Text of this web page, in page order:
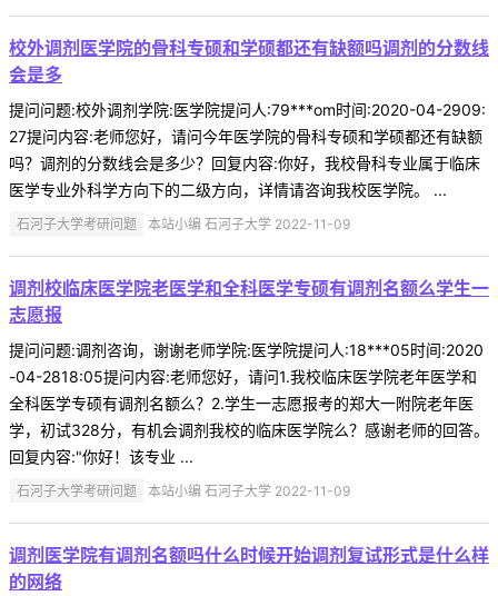
校外调剂医学院的骨科专硕和学硕都还有缺额吗调剂的分数线
会是多
提问问题:校外调剂学院:医学院提问人:79***om时间:2020-04-2909:
27提问内容:老师您好，请问今年医学院的骨科专硕和学硕都还有缺额
吗？调剂的分数线会是多少？回复内容:你好，我校骨科专业属于临床
医学专业外科学方向下的二级方向，详情请咨询我校医学院。 ...
石河子大学考研问题 本站小编 石河子大学 2022-11-09
调剂校临床医学院老医学和全科医学专硕有调剂名额么学生一
志愿报
提问问题:调剂咨询，谢谢老师学院:医学院提问人:18***05时间:2020
-04-2818:05提问内容:老师您好，请问1.我校临床医学院老年医学和
全科医学专硕有调剂名额么？2.学生一志愿报考的郑大一附院老年医
学，初试328分，有机会调剂我校的临床医学院么？感谢老师的回答。
回复内容:"你好！该专业 ...
石河子大学考研问题 本站小编 石河子大学 2022-11-09
调剂医学院有调剂名额吗什么时候开始调剂复试形式是什么样
的网络